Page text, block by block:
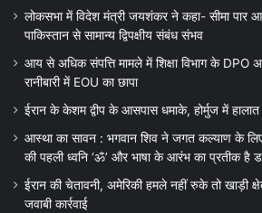
लोकसभा में विदेश मंत्री जयशंकर ने कहा- सीमा पार
पाकिस्तान से सामान्य द्विपक्षीय संबंध संभव
आय से अधिक संपत्ति मामले में शिक्षा विभाग के
रानीबारी में EOU का छापा
ईरान के केशम द्वीप के आसपास धमाके, होर्मुज में
आस्था का सावन : भगवान शिव ने जगत कल्याण के
की पहली ध्वनि ‘ॐ’ और भाषा के आरंभ का प्रतीक है
ईरान की चेतावनी, अमेरिकी हमले नहीं रुके तो खाड़ी
जवाबी कार्रवाई